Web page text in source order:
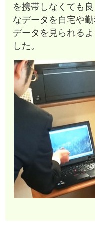
を携帯しなくても
なデータを自宅や
データを見られる
した。